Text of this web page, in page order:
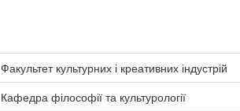
Факультет культурних і креативних індустрій
Кафедра філософії та культурології